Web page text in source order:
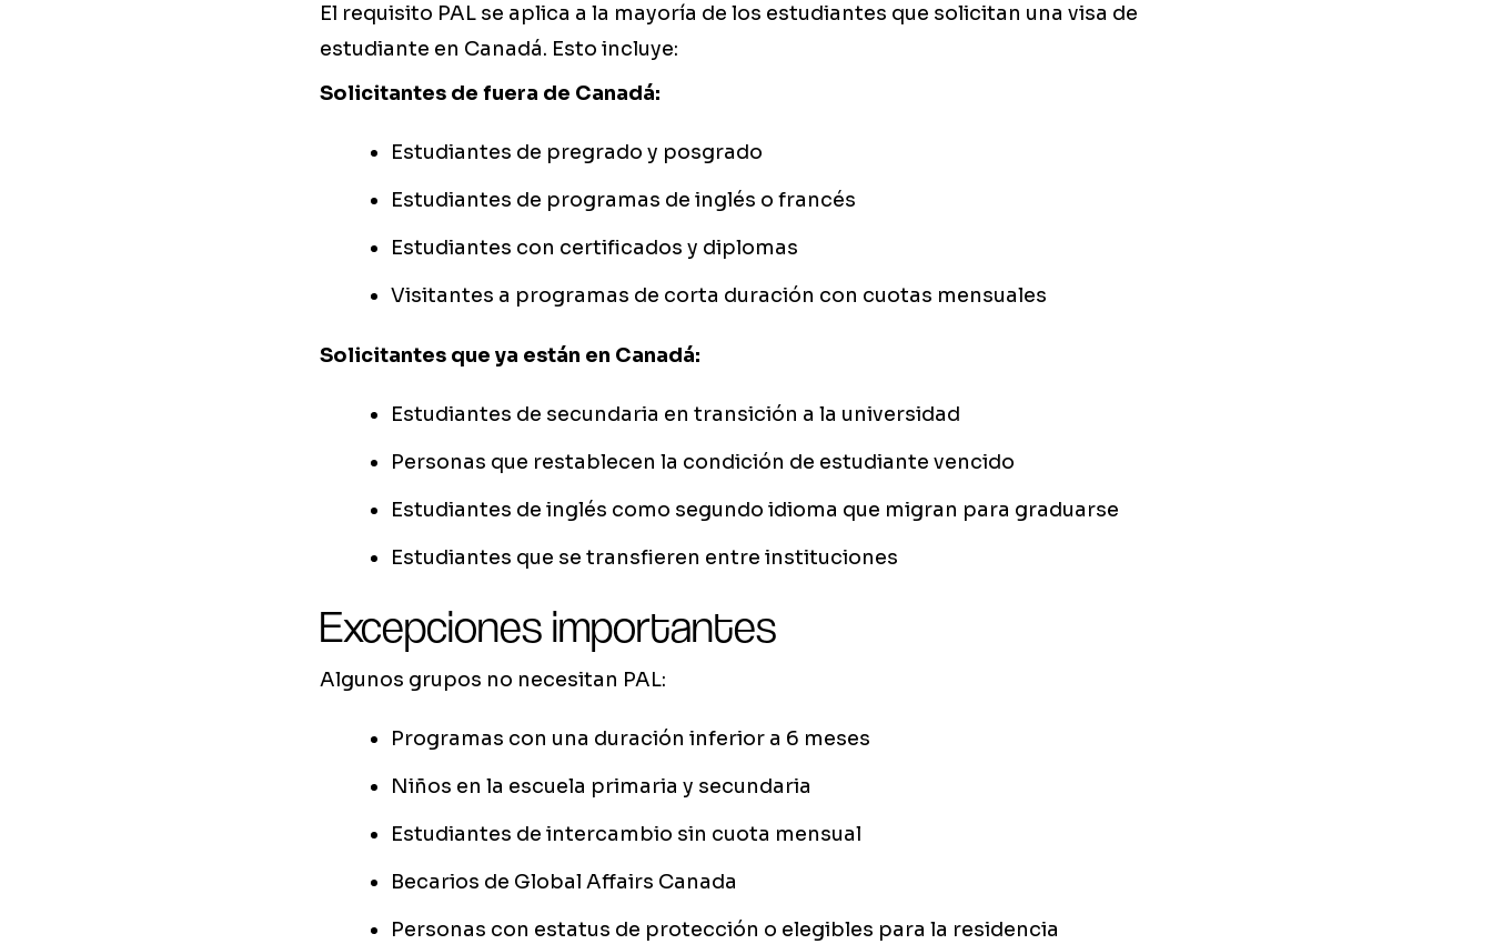
El requisito PAL se aplica a la mayoría de los estudiantes que solicitan una visa de
estudiante en Canadá. Esto incluye:
Solicitantes de fuera de Canadá:
Estudiantes de pregrado y posgrado
Estudiantes de programas de inglés o francés
Estudiantes con certificados y diplomas
Visitantes a programas de corta duración con cuotas mensuales
Solicitantes que ya están en Canadá:
Estudiantes de secundaria en transición a la universidad
Personas que restablecen la condición de estudiante vencido
Estudiantes de inglés como segundo idioma que migran para graduarse
Estudiantes que se transfieren entre instituciones
Excepciones importantes
Algunos grupos no necesitan PAL:
Programas con una duración inferior a 6 meses
Niños en la escuela primaria y secundaria
Estudiantes de intercambio sin cuota mensual
Becarios de Global Affairs Canada
Personas con estatus de protección o elegibles para la residencia